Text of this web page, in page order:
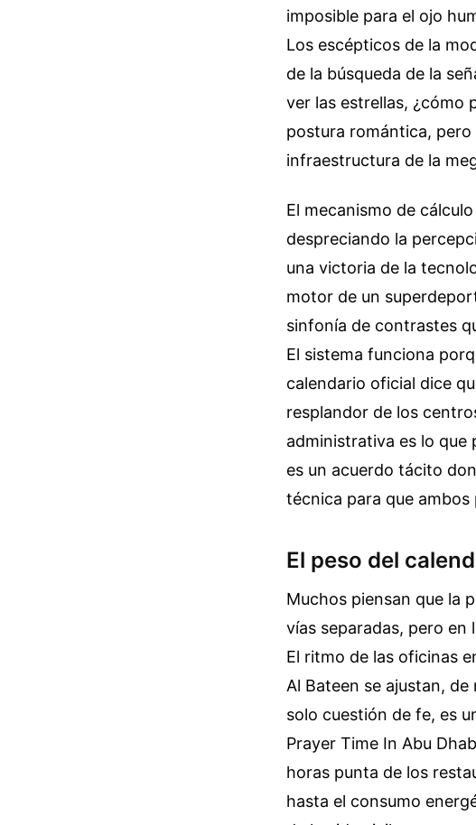
imposible para el ojo
Los escépticos de la
de la búsqueda de la
ver las estrellas, ¿cómo
postura romántica,
infraestructura de la
El mecanismo de
despreciando la
una victoria de la
motor de un
sinfonía de contrastes
El sistema funciona
calendario oficial dice
resplandor de los
administrativa es lo que
es un acuerdo tácito
técnica para que
El peso del
Muchos piensan que la
vías separadas, pero en
El ritmo de las oficinas
Al Bateen se ajustan,
solo cuestión de fe, es
Prayer Time In Abu
horas punta de los
hasta el consumo